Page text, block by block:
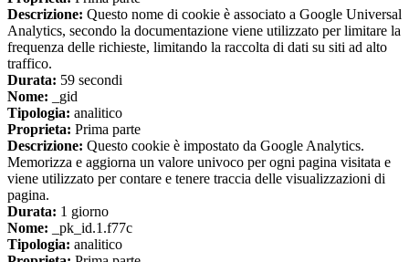
Descrizione: Questo nome di cookie è associato a Google Universal
Analytics, secondo la documentazione viene utilizzato per limitare la
frequenza delle richieste, limitando la raccolta di dati su siti ad alto
traffico.
Durata: 59 secondi
Nome: _gid
Tipologia: analitico
Proprieta: Prima parte
Descrizione: Questo cookie è impostato da Google Analytics.
Memorizza e aggiorna un valore univoco per ogni pagina visitata e
viene utilizzato per contare e tenere traccia delle visualizzazioni di
pagina.
Durata: 1 giorno
Nome: _pk_id.1.f77c
Tipologia: analitico